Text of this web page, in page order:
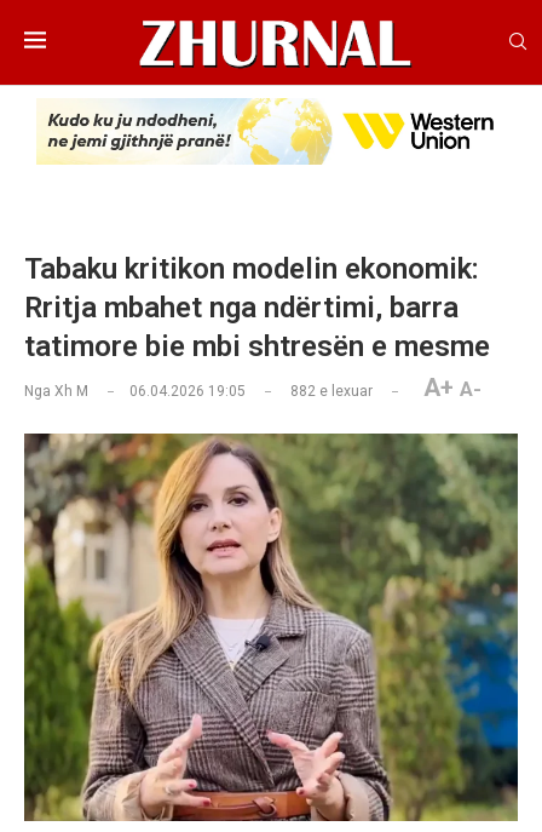
Tabaku kritikon modelin ekonomik:
Rritja mbahet nga ndërtimi, barra
tatimore bie mbi shtresën e mesme
Nga Xh M 06.04.2026 19:05 882 e lexuar A+ A-